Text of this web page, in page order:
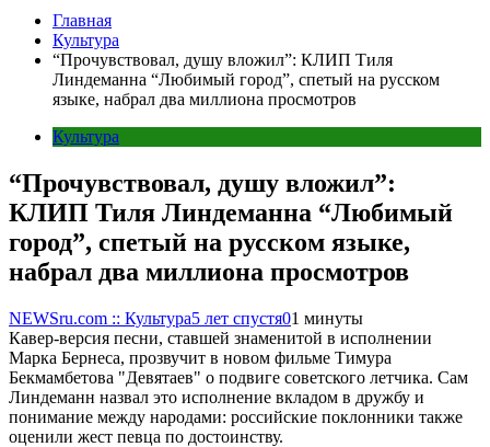
Главная
Культура
“Прочувствовал, душу вложил”: КЛИП Тиля
Линдеманна “Любимый город”, спетый на русском
языке, набрал два миллиона просмотров
Культура
“Прочувствовал, душу вложил”:
КЛИП Тиля Линдеманна “Любимый
город”, спетый на русском языке,
набрал два миллиона просмотров
NEWSru.com :: Культура5 лет спустя01 минуты
Кавер-версия песни, ставшей знаменитой в исполнении
Марка Бернеса, прозвучит в новом фильме Тимура
Бекмамбетова "Девятаев" о подвиге советского летчика. Сам
Линдеманн назвал это исполнение вкладом в дружбу и
понимание между народами: российские поклонники также
оценили жест певца по достоинству.